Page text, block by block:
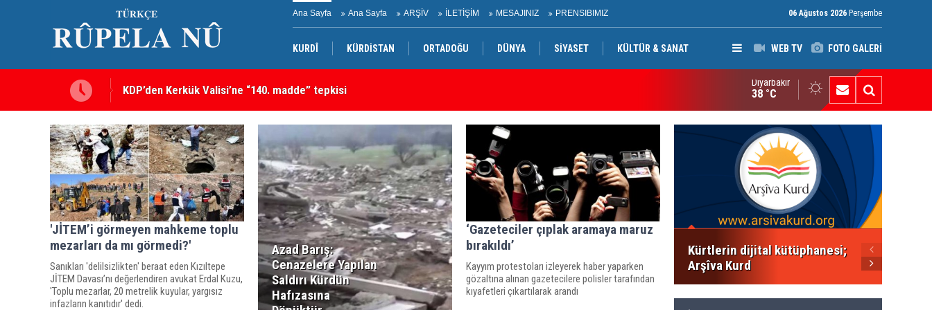
Ana Sayfa Ana Sayfa ARŞİV İLETİŞİM MESAJINIZ PRENSIBIMIZ 06 Ağustos 2026 Perşembe
WEB TV FOTO GALERİ
KURDÎ KÜRDİSTAN ORTADOĞU DÜNYA SİYASET KÜLTÜR & SANAT
KDP’den Kerkük Valisi’ne “140. madde” tepkisi Kerkük’te Kürt partilerden 7 maddelik ortak bildiri
Diyarbakır
38 °C
'JİTEM’i görmeyen mahkeme toplu
mezarları da mı görmedi?'
Sanıkları 'delilsizlikten' beraat eden Kızıltepe
JİTEM Davası’nı değerlendiren avukat Erdal Kuzu,
'Toplu mezarlar, 20 metrelik kuyular, yargısız
infazların kanıtıdır' dedi.
Azad Barış:
Cenazelere Yapılan
Saldırı Kürdün
Hafızasına
‘Gazeteciler çıplak aramaya maruz
bırakıldı’
Kayyım protestoları izleyerek haber yaparken
gözaltına alınan gazetecilere polisler tarafından
kıyafetleri çıkartılarak arandı
Kürtlerin dijital kütüphanesi;
Arşîva Kurd